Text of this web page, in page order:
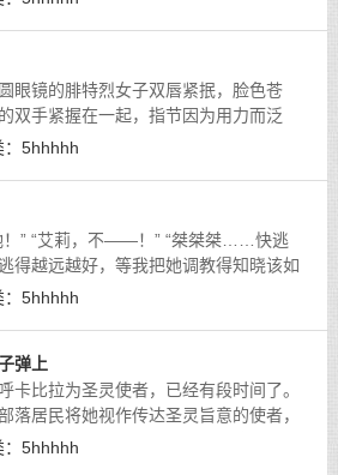
眼镜的腓特烈女子双唇紧抿，脸色苍
双手紧握在一起，指节因为用力而泛
5hhhhh
！” “艾莉，不——！” “桀桀桀……快逃
得越远越好，等我把她调教得知晓该如
到你了，我亲爱的卡比拉·派西亚……”
5hhhhh
弹上
卡比拉为圣灵使者，已经有段时间了。
落居民将她视作传达圣灵旨意的使者，
多，卡比拉也勉为其难地认了这个称
5hhhhh